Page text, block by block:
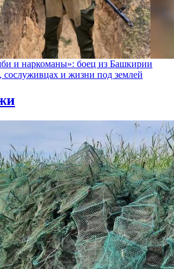
и наркоманы»: боец из Башкирии
сослуживцах и жизни под землей